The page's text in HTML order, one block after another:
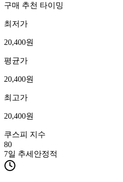
구매 추천 타이밍
최저가
20,400원
평균가
20,400원
최고가
20,400원
쿠스피 지수
80
7일 추세 안정적